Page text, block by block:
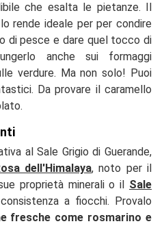
che esalta le pietanze. Il
rende ideale per per condire
di pesce e dare quel tocco di
anche sui formaggi
verdure. Ma non solo! Puoi
Da provare il caramello
al Sale Grigio di Guerande,
dell'Himalaya, noto per il
proprietà minerali o il Sale
a fiocchi. Provalo
fresche come rosmarino e